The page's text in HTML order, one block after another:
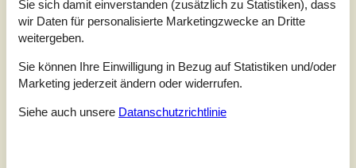
Bettzeug belegt war. Somit habe ich meine Kleidung in meinen
Reisetaschen lassen müssen. Diese konnte ich nur in dem
Gang (50 cm breit) vor dem Bett plazieren. Alles sehr beengt.
Der Hammer ist, das die Tür zu diesem Häuschen von innen
nicht abzuschließen ist, da kein Schloß vorhanden ist. Aus
diesen Gründen gebe ich der Einrichtung und Sauberkeit nur ein
""Ausreichend"".Ich war nur froh, das ich trotz vorgeschrittenem
Alter, nachts nicht zur Toilette muß.Für eine Familie mit zwei
Sie sich damit einverstanden (zusätzlich zu Statistiken), dass
wir Daten für personalisierte Marketingzwecke an Dritte
weitergeben.
Sie können Ihre Einwilligung in Bezug auf Statistiken und/oder
Marketing jederzeit ändern oder widerrufen.
Siehe auch unsere Datanschutzrichtlinie